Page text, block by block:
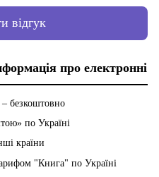
відгук
про електронні
безкоштовно
по Україні
країни
"Книга" по Україні